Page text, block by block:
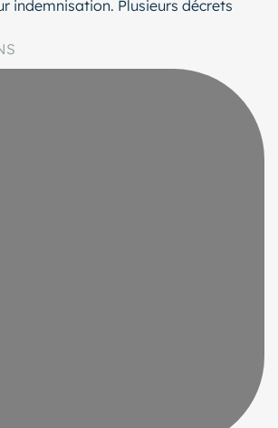
indemnisation. Plusieurs décrets